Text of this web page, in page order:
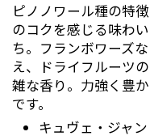
ピノノワール種の特
のコクを感じる味わ
ち。フランボワーズ
え、ドライフルーツ
雑な香り。力強く豊
です。
キュヴェ・ジャ